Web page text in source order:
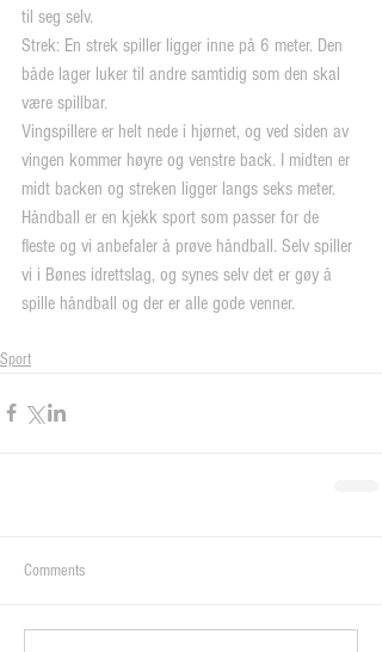
til seg selv.
Strek: En strek spiller ligger inne på 6 meter. Den
både lager luker til andre samtidig som den skal
være spillbar.
Vingspillere er helt nede i hjørnet, og ved siden av
vingen kommer høyre og venstre back. I midten er
midt backen og streken ligger langs seks meter.
Håndball er en kjekk sport som passer for de
fleste og vi anbefaler å prøve håndball. Selv spiller
vi i Bønes idrettslag, og synes selv det er gøy å
spille håndball og der er alle gode venner.
Sport
Comments